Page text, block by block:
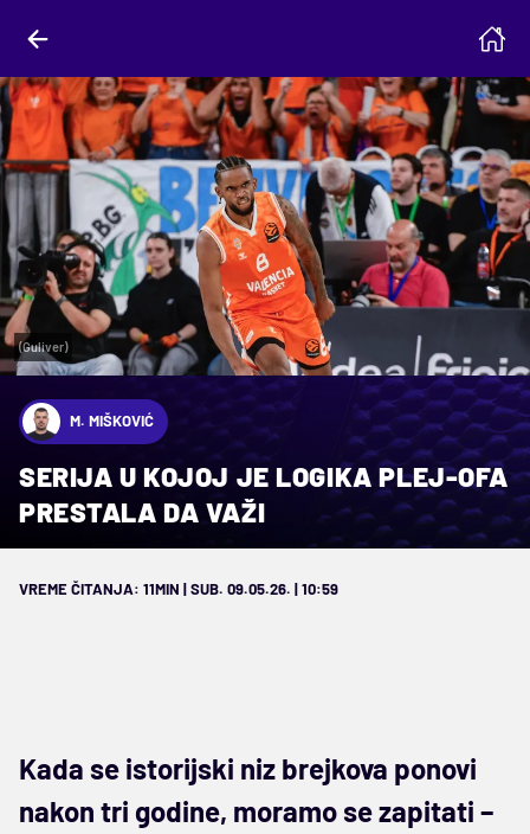
(Guliver)
M. MIŠKOVIĆ
SERIJA U KOJOJ JE LOGIKA PLEJ-OFA
PRESTALA DA VAŽI
VREME ČITANJA: 11MIN | SUB. 09.05.26. | 10:59
Kada se istorijski niz brejkova ponovi
nakon tri godine, moramo se zapitati –